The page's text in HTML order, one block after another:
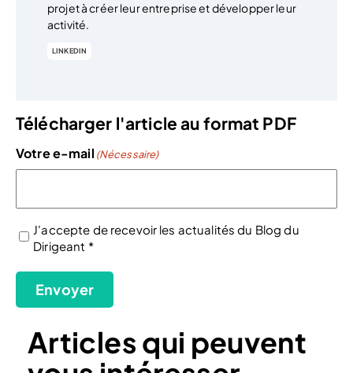
projet à créer leur entreprise et développer leur
activité.
LINKEDIN
Télécharger l'article au format PDF
Votre e-mail (Nécessaire)
(Nécessaire)
J'accepte de recevoir les actualités du Blog du
Dirigeant *
Envoyer
Articles qui peuvent